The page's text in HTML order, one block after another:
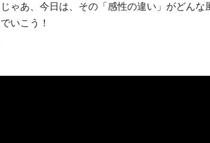
じゃあ、今日は、その「感性の違い」がどん
でいこう！